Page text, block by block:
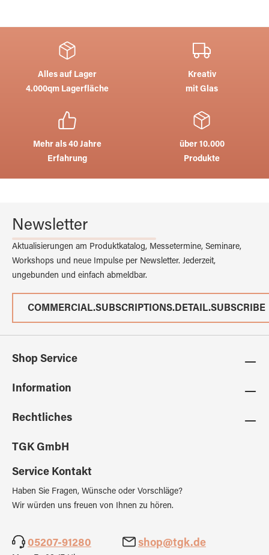
Alles auf Lager
4.000qm Lagerfläche
Kreativ
mit Glas
Mehr als 40 Jahre
Erfahrung
über 10.000
Produkte
Newsletter
Aktualisierungen am Produktkatalog, Messetermine, Seminare,
Workshops und neue Impulse per Newsletter. Jederzeit,
ungebunden und einfach abmeldbar.
COMMERCIAL.SUBSCRIPTIONS.DETAIL.SUBSCRIBE
Shop Service
Information
Rechtliches
TGK GmbH
Service Kontakt
Haben Sie Fragen, Wünsche oder Vorschläge?
Wir würden uns freuen von Ihnen zu hören.
05207-91280 shop@tgk.de